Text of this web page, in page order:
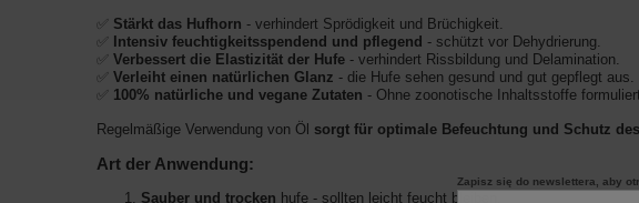
✅ Stärkt das Hufhorn - verhindert Sprödigkeit und Brüchigkeit.
✅
Intensiv feuchtigkeitsspendend und pflegend - schützt vor Dehydrierung.
✅ Verbessert die Elastizität der Hufe - verhindert Rissbildung und Delamination.
✅ Verleiht einen natürlichen Glanz - die Hufe sehen gesund und gut gepflegt aus.
✅ 100% natürliche und vegane Zutaten - Ohne zoonotische Inhaltsstoffe
Regelmäßige Verwendung von Öl sorgt für optimale Befeuchtung und Schutz
Art der Anwendung:
Sauber und trocken hufe - sollten leicht feucht bleiben.
Zapisz się do newslettera, aby